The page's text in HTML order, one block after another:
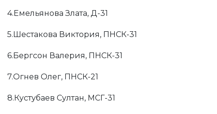
4.Емельянова Злата, Д-31
5.Шестакова Виктория, ПНСК-31
6.Бергсон Валерия, ПНСК-31
7.Огнев Олег, ПНСК-21
8.Кустубаев Султан, МСГ-31